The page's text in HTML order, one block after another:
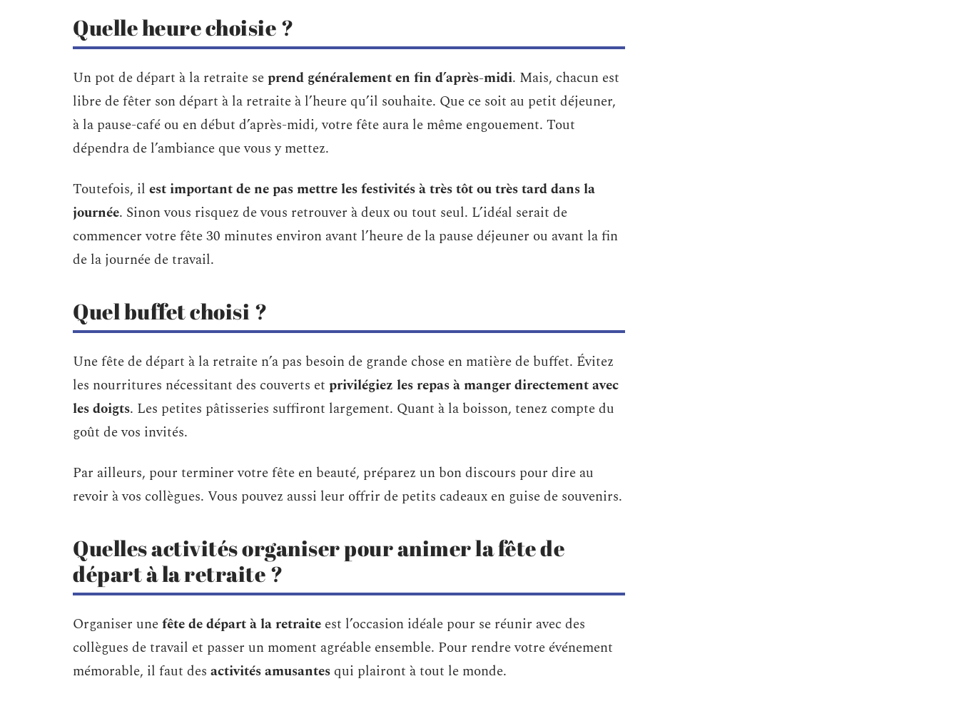
Quelle heure choisie ?
Un pot de départ à la retraite seprend généralement en fin d’après-midi. Mais, chacun est
libre de fêter son départ à la retraite à l’heure qu’il souhaite. Que ce soit au petit déjeuner,
à la pause-café ou en début d’après-midi, votre fête aura le même engouement. Tout
dépendra de l’ambiance que vous y mettez.
Toutefois, il est important de ne pas mettre les festivités à très tôt ou très tard dans la
journée. Sinon vous risquez de vous retrouver à deux ou tout seul. L’idéal serait de
commencer votre fête 30 minutes environ avant l’heure de la pause déjeuner ou avant la fin
de la journée de travail.
Quel buffet choisi ?
Une fête de départ à la retraite n’a pas besoin de grande chose en matière de buffet. Évitez
les nourritures nécessitant des couverts et privilégiez les repas à manger directement avec
les doigts. Les petites pâtisseries suffiront largement. Quant à la boisson, tenez compte du
goût de vos invités.
Par ailleurs, pour terminer votre fête en beauté, préparez un bon discours pour dire au
revoir à vos collègues. Vous pouvez aussi leur offrir de petits cadeaux en guise de souvenirs.
Quelles activités organiser pour animer la fête de
départ à la retraite ?
Organiser unefête de départ à la retraite est l’occasion idéale pour se réunir avec des
collègues de travail et passer un moment agréable ensemble. Pour rendre votre événement
mémorable, il faut des activités amusantes qui plairont à tout le monde.